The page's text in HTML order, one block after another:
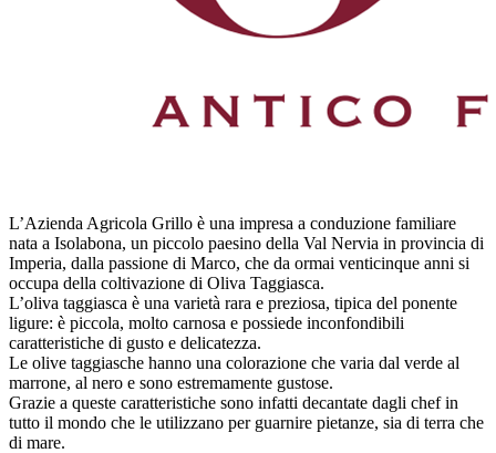
L’Azienda Agricola Grillo è una impresa a conduzione familiare
nata a Isolabona, un piccolo paesino della Val Nervia in provincia di
Imperia, dalla passione di Marco, che da ormai venticinque anni si
occupa della coltivazione di Oliva Taggiasca.
L’oliva taggiasca è una varietà rara e preziosa, tipica del ponente
ligure: è piccola, molto carnosa e possiede inconfondibili
caratteristiche di gusto e delicatezza.
Le olive taggiasche hanno una colorazione che varia dal verde al
marrone, al nero e sono estremamente gustose.
Grazie a queste caratteristiche sono infatti decantate dagli chef in
tutto il mondo che le utilizzano per guarnire pietanze, sia di terra che
di mare.